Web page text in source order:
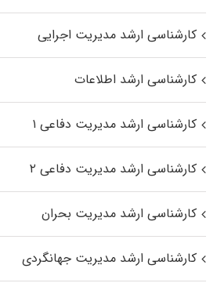
کارشناسی ارشد مدیریت اجرایی
کارشناسی ارشد اطلاعات
کارشناسی ارشد مدیریت دفاعی ۱
کارشناسی ارشد مدیریت دفاعی ۲
کارشناسی ارشد مدیریت بحران
کارشناسی ارشد مدیریت جهانگردی